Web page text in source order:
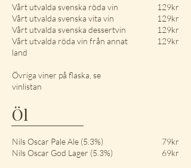
Vårt utvalda svenska röda vin
Vårt utvalda svenska vita vin
Vårt utvalda svenska dessertvin
Vårt utvalda röda vin från annat
land
Övriga viner på flaska, se
vinlistan
129kr
129kr
129kr
129kr
Öl
Nils Oscar Pale Ale (5.3%)
Nils Oscar God Lager (5.3%)
79kr
69kr